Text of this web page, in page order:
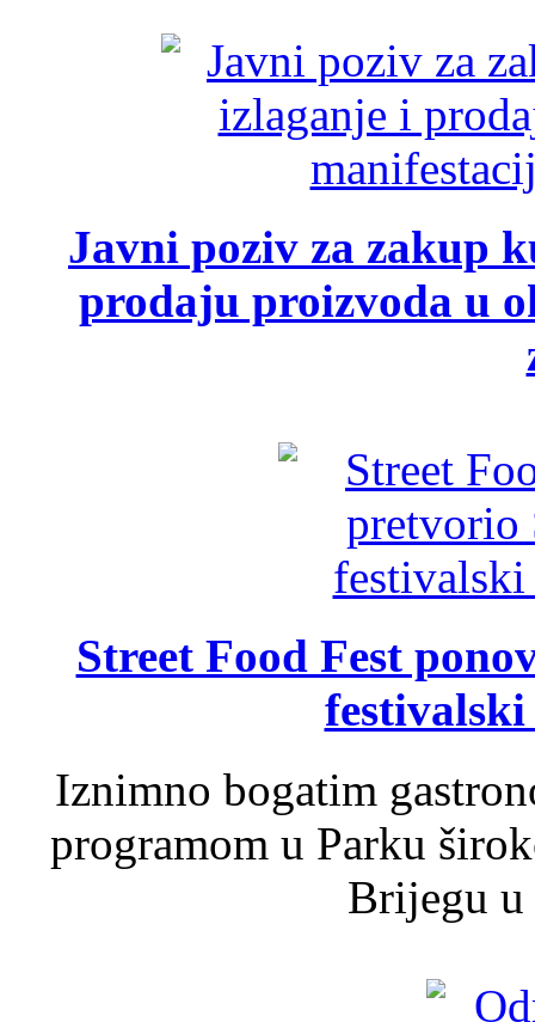
Javni poziv za zakup
prodaju proizvoda u
Street Food Fest
Iznimno bogatim
programom u Parku
Brijegu u